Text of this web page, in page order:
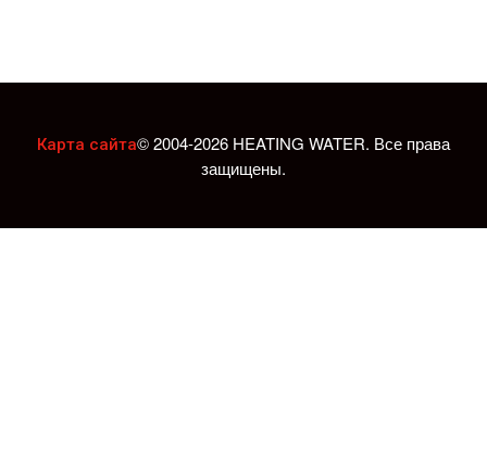
Карта сайта© 2004-2026 HEATING WATER. Все права
защищены.